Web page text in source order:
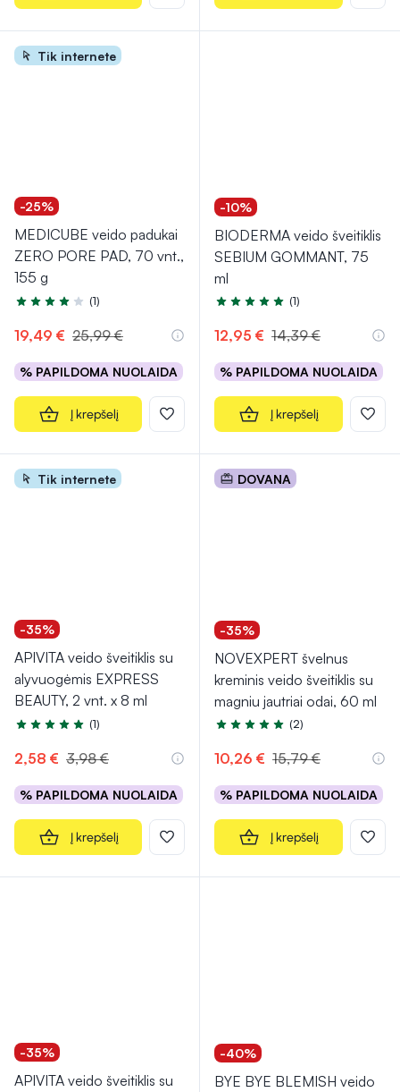
Tik internete
-25%
MEDICUBE veido padukai
ZERO PORE PAD, 70 vnt.,
155 g
Įvertinimas 4.0 iš 5
(1)
19,49 € 25,99 €
% PAPILDOMA NUOLAIDA
Į krepšelį
-10%
BIODERMA veido šveitiklis
SEBIUM GOMMANT, 75
ml
Įvertinimas 5.0 iš 5
(1)
12,95 € 14,39 €
% PAPILDOMA NUOLAIDA
Į krepšelį
Tik internete
-35%
APIVITA veido šveitiklis su
alyvuogėmis EXPRESS
BEAUTY, 2 vnt. x 8 ml
Įvertinimas 5.0 iš 5
(1)
2,58 € 3,98 €
% PAPILDOMA NUOLAIDA
Į krepšelį
DOVANA
-35%
NOVEXPERT švelnus
kreminis veido šveitiklis su
magniu jautriai odai, 60 ml
Įvertinimas 5.0 iš 5
(2)
10,26 € 15,79 €
% PAPILDOMA NUOLAIDA
Į krepšelį
-35%
APIVITA veido šveitiklis su
-40%
BYE BYE BLEMISH veido